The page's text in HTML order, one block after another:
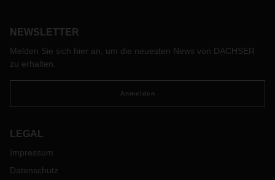
NEWSLETTER
Melden Sie sich hier an, um die neuesten News von DACHSER
zu erhalten.
Anmelden
LEGAL
Impressum
Datenschutz